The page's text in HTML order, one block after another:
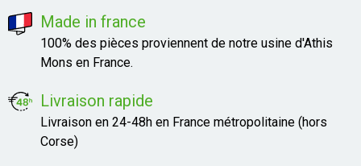
Made in france
100% des pièces proviennent de notre usine d'Athis
Mons en France.
Livraison rapide
Livraison en 24-48h en France métropolitaine (hors
Corse)